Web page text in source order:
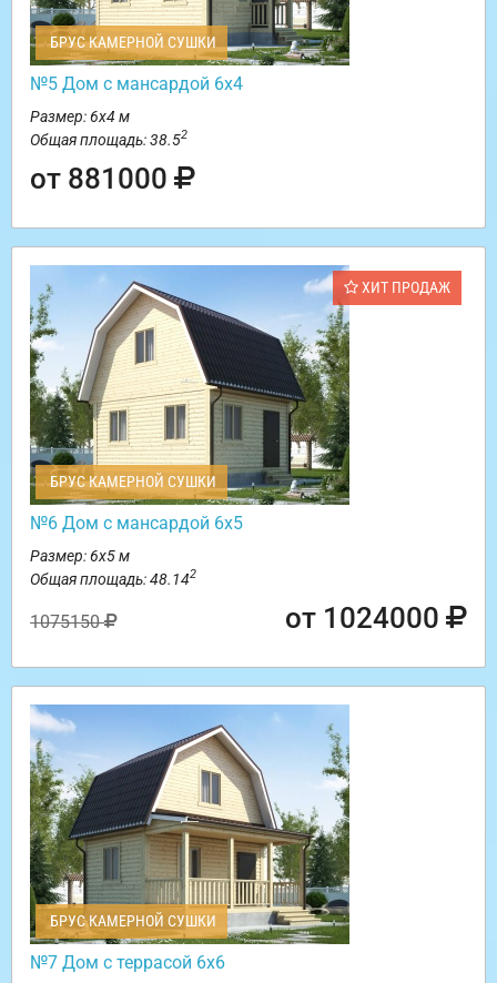
БРУС КАМЕРНОЙ СУШКИ
№5 Дом с мансардой 6х4
Размер: 6х4 м
Общая площадь: 38.52
от 881000
ХИТ ПРОДАЖ
БРУС КАМЕРНОЙ СУШКИ
№6 Дом с мансардой 6х5
Размер: 6х5 м
Общая площадь: 48.142
1075150 от 1024000
БРУС КАМЕРНОЙ СУШКИ
№7 Дом с террасой 6х6